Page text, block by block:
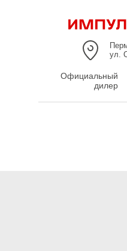
ул.
Официальный
дилер